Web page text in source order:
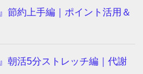
節約上手編｜ポイント活用＆
朝活5分ストレッチ編｜代謝